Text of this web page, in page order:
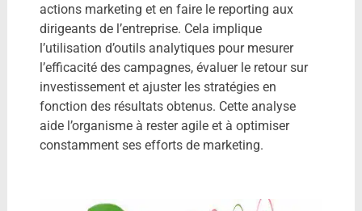
actions marketing et en faire le reporting aux
dirigeants de l’entreprise. Cela implique
l’utilisation d’outils analytiques pour mesurer
l’efficacité des campagnes, évaluer le retour sur
investissement et ajuster les stratégies en
fonction des résultats obtenus. Cette analyse
aide l’organisme à rester agile et à optimiser
constamment ses efforts de marketing.